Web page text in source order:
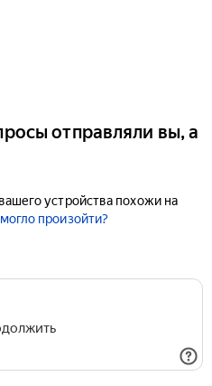
отправляли вы, а
устройства похожи на
произойти?